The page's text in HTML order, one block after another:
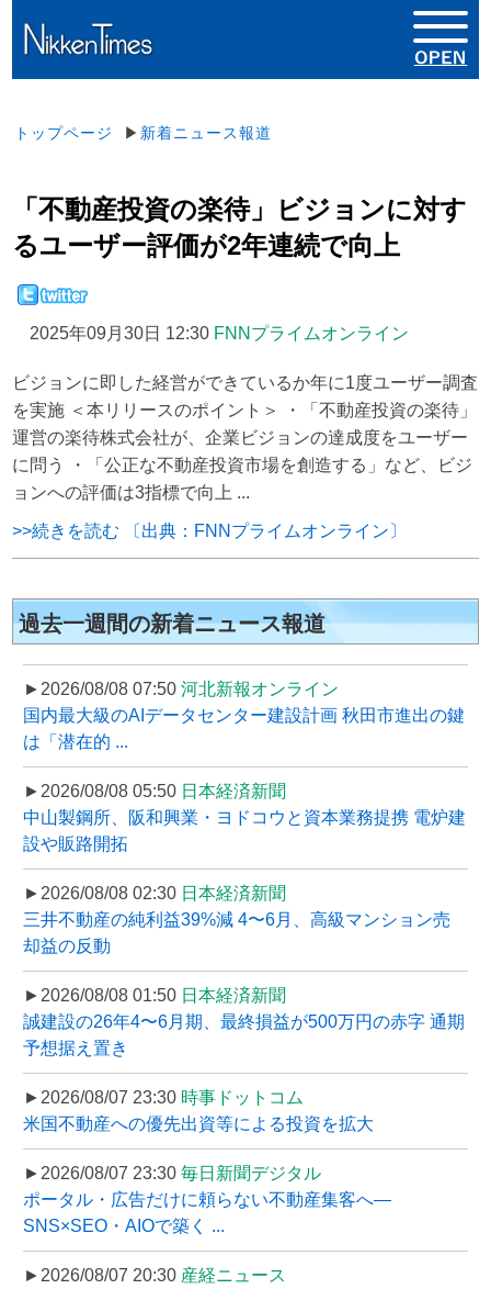
トップページ ▶ 新着ニュース報道
「不動産投資の楽待」ビジョンに対す
るユーザー評価が2年連続で向上
2025年09月30日 12:30 FNNプライムオンライン
ビジョンに即した経営ができているか年に1度ユーザー調査
を実施 ＜本リリースのポイント＞ ・「不動産投資の楽待」
運営の楽待株式会社が、企業ビジョンの達成度をユーザー
に問う ・「公正な不動産投資市場を創造する」など、ビジ
ョンへの評価は3指標で向上 ...
>>続きを読む 〔出典：FNNプライムオンライン〕
過去一週間の新着ニュース報道
►2026/08/08 07:50 河北新報オンライン
国内最大級のAIデータセンター建設計画 秋田市進出の鍵
は「潜在的 ...
►2026/08/08 05:50 日本経済新聞
中山製鋼所、阪和興業・ヨドコウと資本業務提携 電炉建
設や販路開拓
►2026/08/08 02:30 日本経済新聞
三井不動産の純利益39%減 4〜6月、高級マンション売
却益の反動
►2026/08/08 01:50 日本経済新聞
誠建設の26年4〜6月期、最終損益が500万円の赤字 通期
予想据え置き
►2026/08/07 23:30 時事ドットコム
米国不動産への優先出資等による投資を拡大
►2026/08/07 23:30 毎日新聞デジタル
ポータル・広告だけに頼らない不動産集客へ―
SNS×SEO・AIOで築く ...
►2026/08/07 20:30 産経ニュース